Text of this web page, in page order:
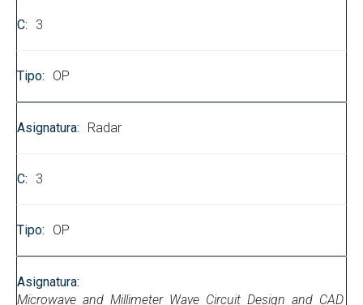
3
OP
Radar
3
OP
Microwave and Millimeter Wave Circuit Design and CAD